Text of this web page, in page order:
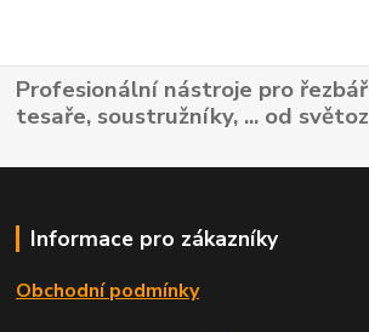
Profesionální nástroje pro
tesaře, soustružníky, ... od
Informace pro zákazníky
Obchodní podmínky